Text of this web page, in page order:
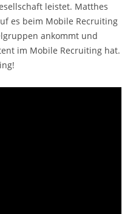
leistet. Matthes
es beim Mobile Recruiting
ankommt und
im Mobile Recruiting hat.